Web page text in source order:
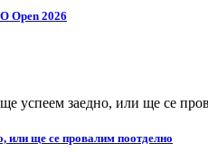
Open 2026
или ще се провалим поотделно